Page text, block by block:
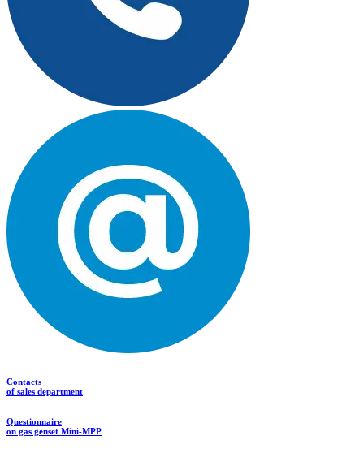
Contacts
of sales department
Questionnaire
on gas genset Mini-MPP